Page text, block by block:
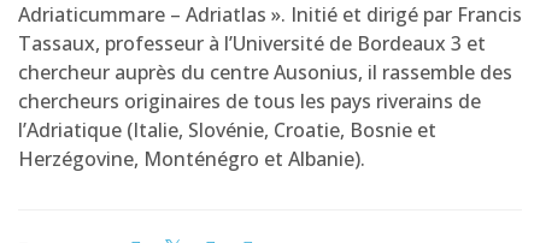
Adriaticummare – Adriatlas ». Initié et dirigé par Francis
Tassaux, professeur à l’Université de Bordeaux 3 et
chercheur auprès du centre Ausonius, il rassemble des
chercheurs originaires de tous les pays riverains de
l’Adriatique (Italie, Slovénie, Croatie, Bosnie et
Herzégovine, Monténégro et Albanie).